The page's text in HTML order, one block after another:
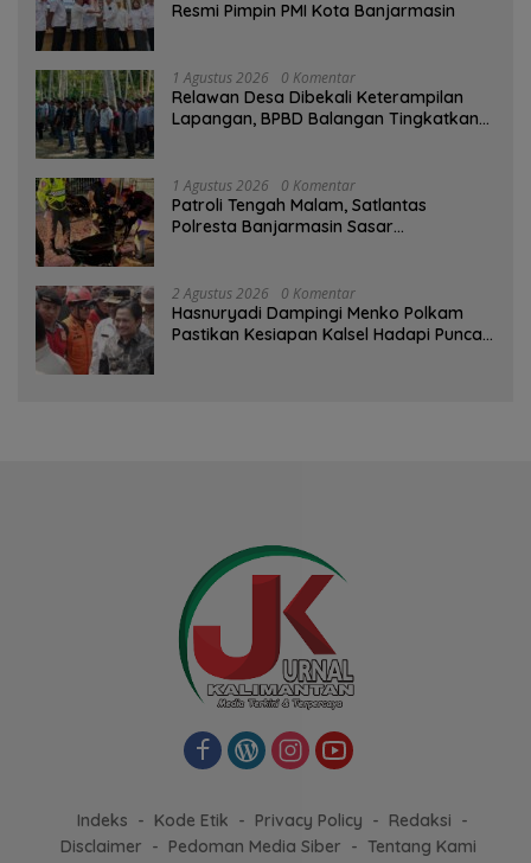
Resmi Pimpin PMI Kota Banjarmasin
1 Agustus 2026 0 Komentar
Relawan Desa Dibekali Keterampilan
Lapangan, BPBD Balangan Tingkatkan
1 Agustus 2026 0 Komentar
Patroli Tengah Malam, Satlantas
Polresta Banjarmasin Sasar
2 Agustus 2026 0 Komentar
Hasnuryadi Dampingi Menko Polkam
Pastikan Kesiapan Kalsel Hadapi Puncak
Indeks Kode Etik Privacy Policy
Redaksi
Disclaimer
Pedoman Media Siber Tentang Kami